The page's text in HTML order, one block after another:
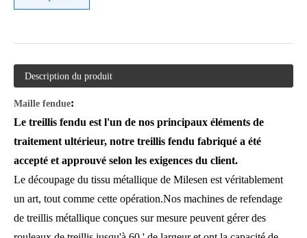
Description du produit
Maille fendue:
Le treillis fendu est l'un de nos principaux éléments de
traitement ultérieur, notre treillis fendu fabriqué a été
accepté et approuvé selon les exigences du client.
Le découpage du tissu métallique de Milesen est véritablement
un art, tout comme cette opération.Nos machines de refendage
de treillis métallique conçues sur mesure peuvent gérer des